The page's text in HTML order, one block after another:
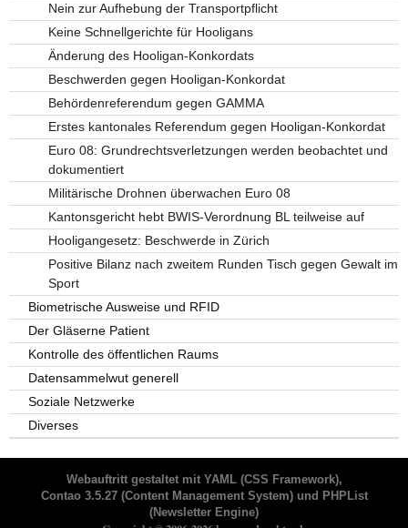
Nein zur Aufhebung der Transportpflicht
Keine Schnellgerichte für Hooligans
Änderung des Hooligan-Konkordats
Beschwerden gegen Hooligan-Konkordat
Behördenreferendum gegen GAMMA
Erstes kantonales Referendum gegen Hooligan-Konkordat
Euro 08: Grundrechtsverletzungen werden beobachtet und
dokumentiert
Militärische Drohnen überwachen Euro 08
Kantonsgericht hebt BWIS-Verordnung BL teilweise auf
Hooligangesetz: Beschwerde in Zürich
Positive Bilanz nach zweitem Runden Tisch gegen Gewalt im
Sport
Biometrische Ausweise und RFID
Der Gläserne Patient
Kontrolle des öffentlichen Raums
Datensammelwut generell
Soziale Netzwerke
Diverses
Webauftritt gestaltet mit YAML(CSS Framework),
Contao 3.5.27(Content Management System) und PHPList
(Newsletter Engine)